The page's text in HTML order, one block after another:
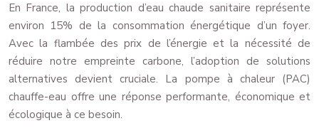
En France, la production d’eau chaude sanitaire représente
environ 15% de la consommation énergétique d’un foyer.
Avec la flambée des prix de l’énergie et la nécessité de
réduire notre empreinte carbone, l’adoption de solutions
alternatives devient cruciale. La pompe à chaleur (PAC)
chauffe-eau offre une réponse performante, économique et
écologique à ce besoin.